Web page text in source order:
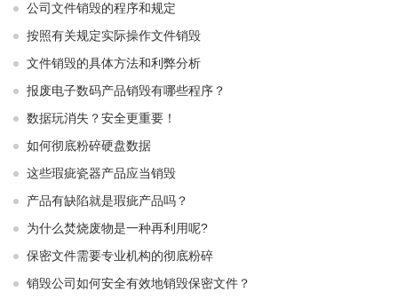
公司文件销毁的程序和规定
按照有关规定实际操作文件销毁
文件销毁的具体方法和利弊分析
报废电子数码产品销毁有哪些程序？
数据玩消失？安全更重要！
如何彻底粉碎硬盘数据
这些瑕疵瓷器产品应当销毁
产品有缺陷就是瑕疵产品吗？
为什么焚烧废物是一种再利用呢?
保密文件需要专业机构的彻底粉碎
销毁公司如何安全有效地销毁保密文件？